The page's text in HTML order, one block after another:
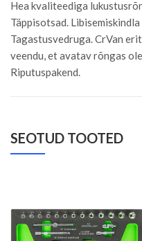
Hea kvaliteediga
Täppisotsad.
Tagastusvedruga. CrVan
veendu, et avatav rõngas
Riputuspakend.
SEOTUD TOOTED